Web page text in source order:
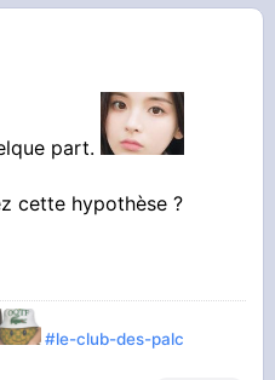
part.
cette hypothèse ?
#le-club-des-palc